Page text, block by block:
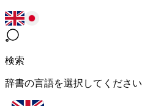
検索
辞書の言語を選択してください